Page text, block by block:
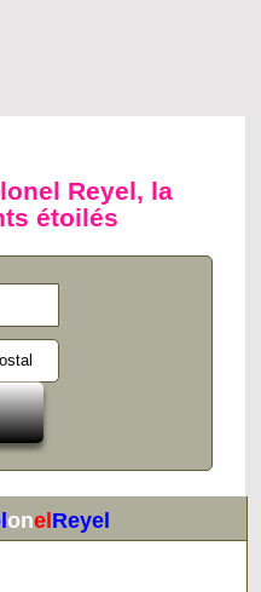
Reyel, la
étoilés
onelReyel